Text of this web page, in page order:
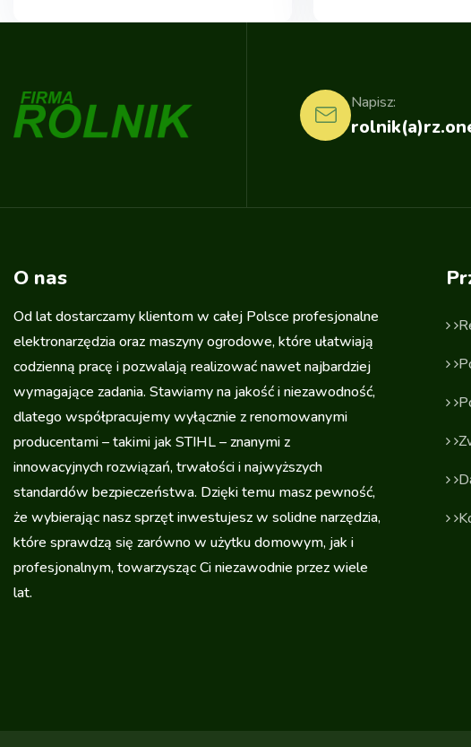
Napisz:
O nas
Od lat dostarczamy klientom w całej Polsce profesjonalne
elektronarzędzia oraz maszyny ogrodowe, które ułatwiają
codzienną pracę i pozwalają realizować nawet najbardziej
wymagające zadania. Stawiamy na jakość i niezawodność,
dlatego współpracujemy wyłącznie z renomowanymi
producentami – takimi jak STIHL – znanymi z
innowacyjnych rozwiązań, trwałości i najwyższych
standardów bezpieczeństwa. Dzięki temu masz pewność,
że wybierając nasz sprzęt inwestujesz w solidne narzędzia,
które sprawdzą się zarówno w użytku domowym, jak i
profesjonalnym, towarzysząc Ci niezawodnie przez wiele
lat.